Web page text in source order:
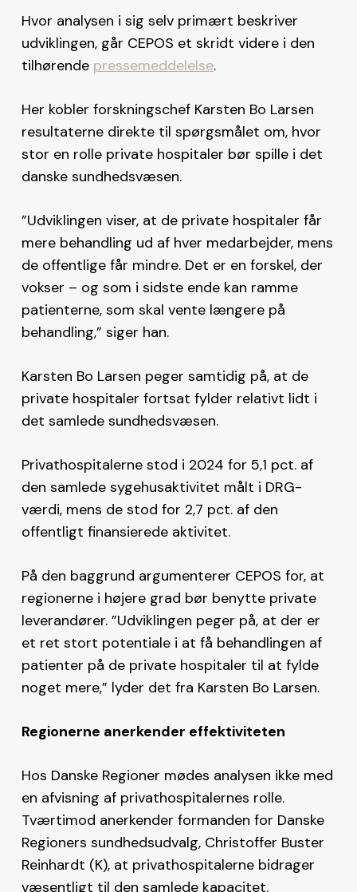
Hvor analysen i sig selv primært beskriver
udviklingen, går CEPOS et skridt videre i den
tilhørende pressemeddelelse.
Her kobler forskningschef Karsten Bo Larsen
resultaterne direkte til spørgsmålet om, hvor
stor en rolle private hospitaler bør spille i det
danske sundhedsvæsen.
”Udviklingen viser, at de private hospitaler får
mere behandling ud af hver medarbejder, mens
de offentlige får mindre. Det er en forskel, der
vokser – og som i sidste ende kan ramme
patienterne, som skal vente længere på
behandling,” siger han.
Karsten Bo Larsen peger samtidig på, at de
private hospitaler fortsat fylder relativt lidt i
det samlede sundhedsvæsen.
Privathospitalerne stod i 2024 for 5,1 pct. af
den samlede sygehusaktivitet målt i DRG-
værdi, mens de stod for 2,7 pct. af den
offentligt finansierede aktivitet.
På den baggrund argumenterer CEPOS for, at
regionerne i højere grad bør benytte private
leverandører. ”Udviklingen peger på, at der er
et ret stort potentiale i at få behandlingen af
patienter på de private hospitaler til at fylde
noget mere,” lyder det fra Karsten Bo Larsen.
Regionerne anerkender effektiviteten
Hos Danske Regioner mødes analysen ikke med
en afvisning af privathospitalernes rolle.
Tværtimod anerkender formanden for Danske
Regioners sundhedsudvalg, Christoffer Buster
Reinhardt (K), at privathospitalerne bidrager
væsentligt til den samlede kapacitet.